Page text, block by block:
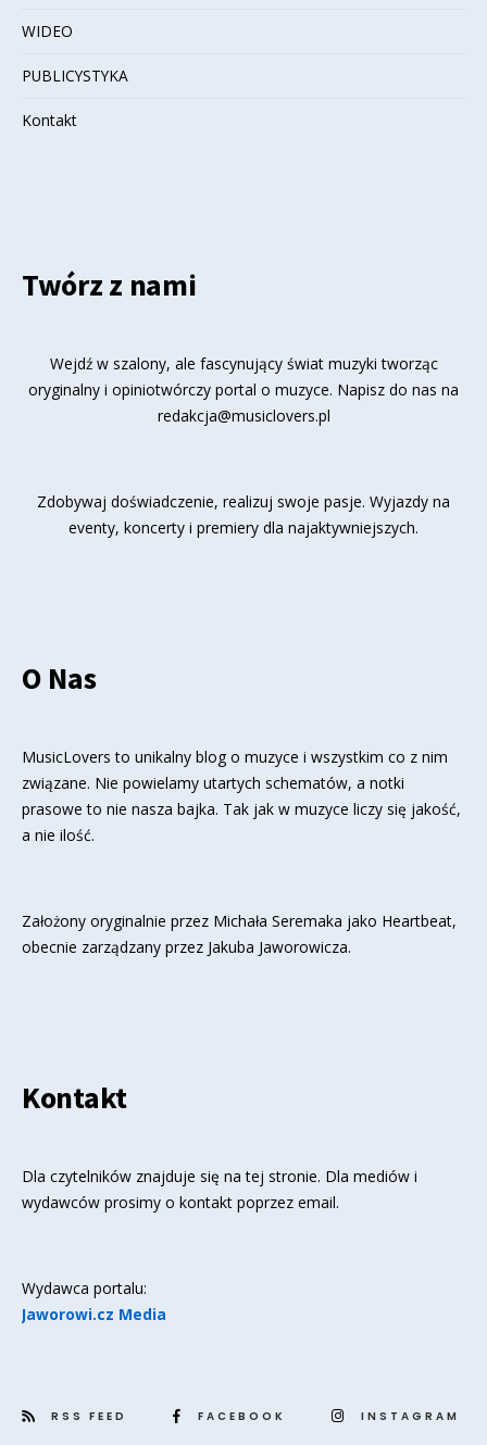
WIDEO
PUBLICYSTYKA
Kontakt
Twórz z nami
Wejdź w szalony, ale fascynujący świat muzyki tworząc
oryginalny i opiniotwórczy portal o muzyce. Napisz do nas na
redakcja@musiclovers.pl
Zdobywaj doświadczenie, realizuj swoje pasje. Wyjazdy na
eventy, koncerty i premiery dla najaktywniejszych.
O Nas
MusicLovers to unikalny blog o muzyce i wszystkim co z nim
związane. Nie powielamy utartych schematów, a notki
prasowe to nie nasza bajka. Tak jak w muzyce liczy się jakość,
a nie ilość.
Założony oryginalnie przez Michała Seremaka jako Heartbeat,
obecnie zarządzany przez Jakuba Jaworowicza.
Kontakt
Dla czytelników znajduje się na tej stronie. Dla mediów i
wydawców prosimy o kontakt poprzez email.
Wydawca portalu:
Jaworowi.cz Media
RSS FEED FACEBOOK INSTAGRAM